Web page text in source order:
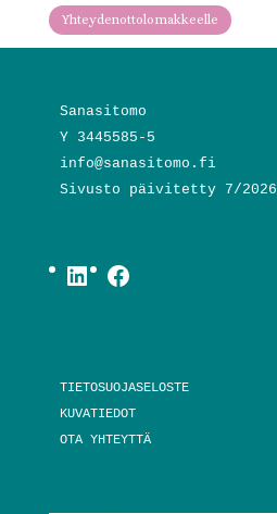
Yhteydenottolomakkeelle
Sanasitomo
Y 3445585-5
info@sanasitomo.fi
Sivusto päivitetty 7/2026
LinkedIn
Facebook
TIETOSUOJASELOSTE
KUVATIEDOT
OTA YHTEYTTÄ